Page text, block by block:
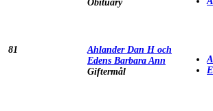
Obituary
81
Ahlander Dan H och
Edens Barbara Ann
Giftermål